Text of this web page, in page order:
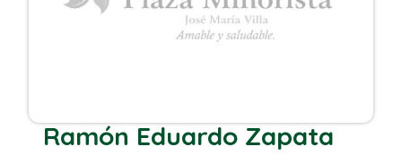
Ramón Eduardo Zapata